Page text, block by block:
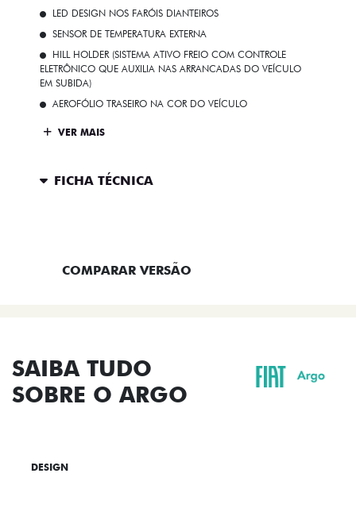
LED DESIGN NOS FARÓIS DIANTEIROS
SENSOR DE TEMPERATURA EXTERNA
HILL HOLDER (SISTEMA ATIVO FREIO COM CONTROLE
ELETRÔNICO QUE AUXILIA NAS ARRANCADAS DO VEÍCULO
EM SUBIDA)
AEROFÓLIO TRASEIRO NA COR DO VEÍCULO
VER MAIS
FICHA TÉCNICA
COMPARAR VERSÃO
SAIBA TUDO
SOBRE O ARGO
DESIGN